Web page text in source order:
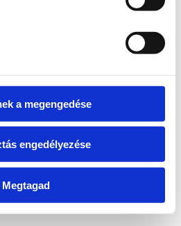
a megengedése
engedélyezése
Megtagad